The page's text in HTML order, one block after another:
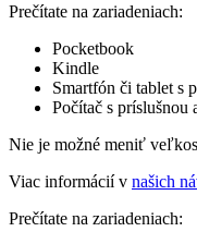
Prečítate na zariadeniach:
Pocketbook
Kindle
Smartfón či tablet s
Počítač s príslušnou
Nie je možné meniť
Viac informácií v našich
Prečítate na zariadeniach: